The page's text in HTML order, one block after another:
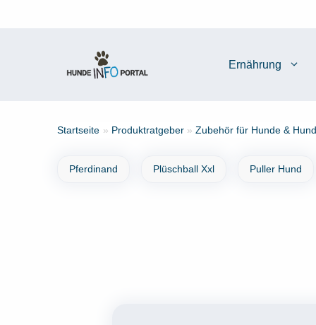
Ernährung
Startseite » Produktratgeber » Zubehör für Hunde &
Pferdinand Plüschball Xxl Puller Hund